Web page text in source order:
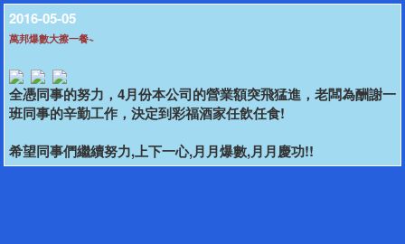
2016-05-05
萬邦爆數大擦一餐~
全憑同事的努力，4月份本公司的營業額突飛猛進，老闆為酬謝一
班同事的辛勤工作，決定到彩福酒家任飲任食!
希望同事們繼續努力,上下一心,月月爆數,月月慶功!!